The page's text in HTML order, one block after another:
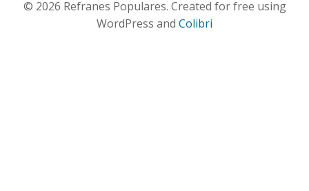
© 2026 Refranes Populares. Created for free using
WordPress and Colibri